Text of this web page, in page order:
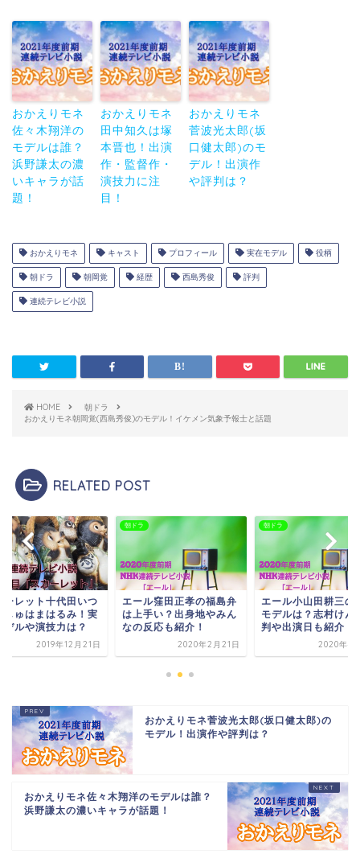
おかえりモネ
佐々木翔洋の
モデルは誰？
浜野謙太の濃
いキャラが話
題！
おかえりモネ
田中知久は塚
本晋也！出演
作・監督作・
演技力に注
目！
おかえりモネ
菅波光太郎(坂
口健太郎)のモ
デル！出演作
や評判は？
おかえりモネ キャスト プロフィール 実在モデル 役柄
朝ドラ 朝岡覚 経歴 西島秀俊 評判
連続テレビ小説
HOME
朝ドラ
おかえりモネ朝岡覚(西島秀俊)のモデル！イケメン気象予報士と話題
RELATED POST
ーレット十代田いつ
しゅはまはるみ！実
デルや演技力は？
2019年12月21日
朝ドラ
エール窪田正孝の福島弁
は上手い？出身地やみん
なの反応も紹介！
2020年2月21日
朝ドラ
エール小山田耕三の
モデルは？志村けん
判や出演日も紹介！
2020年4
おかえりモネ菅波光太郎(坂口健太郎)の
モデル！出演作や評判は？
おかえりモネ佐々木翔洋のモデルは誰？
浜野謙太の濃いキャラが話題！